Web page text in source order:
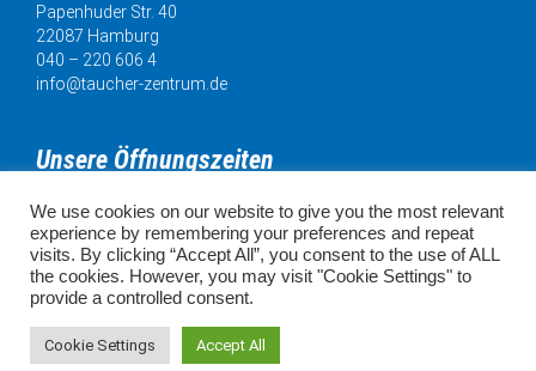
Papenhuder Str. 40
22087 Hamburg
040 – 220 606 4
info@taucher-zentrum.de
Unsere Öffnungszeiten
Mo. 11:00 - 18:00 Uhr
Di. 11:00 - 20:00 Uhr
Mi. 11:00 - 18:00 Uhr
Do. 11:00 - 18:00 Uhr
Fr. 11:00 - 18:00 Uhr
We use cookies on our website to give you the most relevant
experience by remembering your preferences and repeat
visits. By clicking “Accept All”, you consent to the use of ALL
the cookies. However, you may visit "Cookie Settings" to
provide a controlled consent.
Cookie Settings Accept All